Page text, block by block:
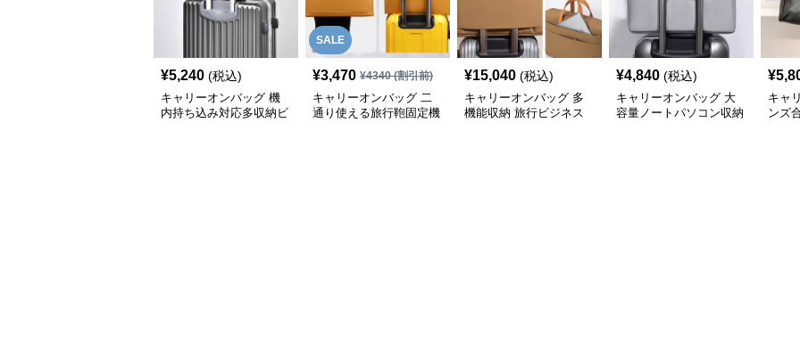
¥5,240 (税込)
キャリーオンバッグ 機
内持ち込み対応多収納ビ
SALE
¥3,470 ¥4340(割引前)
キャリーオンバッグ 二
通り使える旅行鞄固定機
¥15,040 (税込)
キャリーオンバッグ 多
機能収納 旅行ビジネス
¥4,840 (税込)
キャリーオンバッグ 大
容量ノートパソコン収納
¥
キャ
ンズ